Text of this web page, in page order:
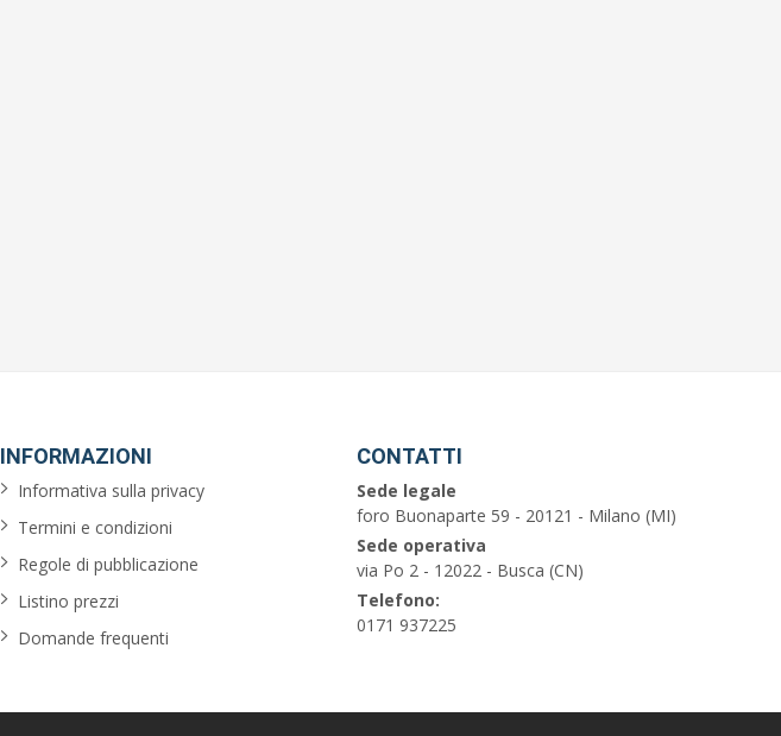
INFORMAZIONI
Informativa sulla privacy
Termini e condizioni
Regole di pubblicazione
Listino prezzi
Domande frequenti
CONTATTI
Sede legale
foro Buonaparte 59 - 20121 - Milano (MI)
Sede operativa
via Po 2 - 12022 - Busca (CN)
Telefono:
0171 937225